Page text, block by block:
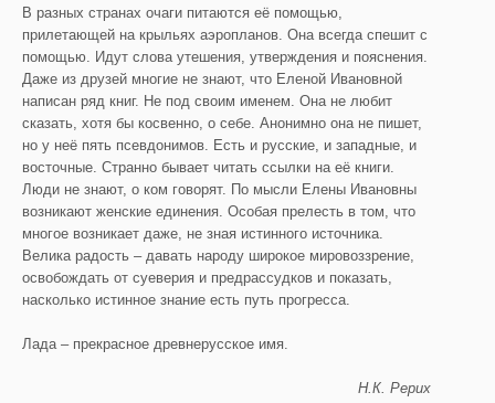
В разных странах очаги питаются её помощью,
прилетающей на крыльях аэропланов. Она всегда спешит с
помощью. Идут слова утешения, утверждения и пояснения.
Даже из друзей многие не знают, что Еленой Ивановной
написан ряд книг. Не под своим именем. Она не любит
сказать, хотя бы косвенно, о себе. Анонимно она не пишет,
но у неё пять псевдонимов. Есть и русские, и западные, и
восточные. Странно бывает читать ссылки на её книги.
Люди не знают, о ком говорят. По мысли Елены Ивановны
возникают женские единения. Особая прелесть в том, что
многое возникает даже, не зная истинного источника.
Велика радость – давать народу широкое мировоззрение,
освобождать от суеверия и предрассудков и показать,
насколько истинное знание есть путь прогресса.
Лада – прекрасное древнерусское имя.
Н.К. Рерих